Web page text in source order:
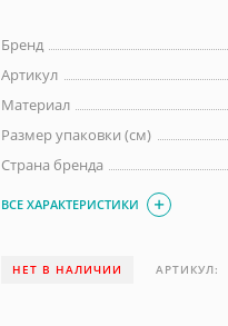
Бренд
Артикул
Материал
Размер упаковки (см)
Страна бренда
ВСЕ ХАРАКТЕРИСТИКИ
НЕТ В НАЛИЧИИ АРТИКУЛ: